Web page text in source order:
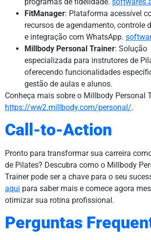
FitManager: Plataforma acessível
recursos de agendamento, controle
e integração com WhatsApp.
Millbody Personal Trainer: Solução
especializada para instrutores de
oferecendo funcionalidades
gestão de aulas e alunos.
Conheça mais sobre o Millbody Personal
https://ww2.millbody.com/personal/.
Call-to-Action
Pronto para transformar sua carreira
de Pilates? Descubra como o Millbody
Trainer pode ser a chave para o seu
aqui para saber mais e comece agora
otimizar sua rotina profissional.
Perguntas